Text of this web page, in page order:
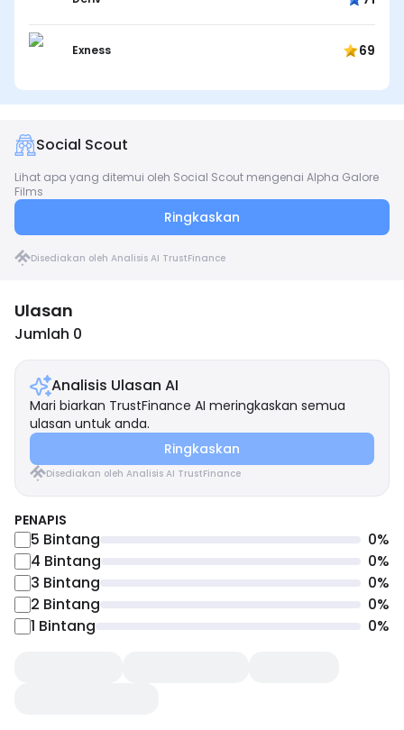
Exness 69
Social Scout
Lihat apa yang ditemui oleh Social Scout mengenai Alpha Galore
Films
Ringkaskan
Disediakan oleh Analisis AI TrustFinance
Ulasan
Jumlah 0
Analisis Ulasan AI
Mari biarkan TrustFinance AI meringkaskan semua
ulasan untuk anda.
Ringkaskan
Disediakan oleh Analisis AI TrustFinance
PENAPIS
5 Bintang 0%
4 Bintang 0%
3 Bintang 0%
2 Bintang 0%
1 Bintang 0%